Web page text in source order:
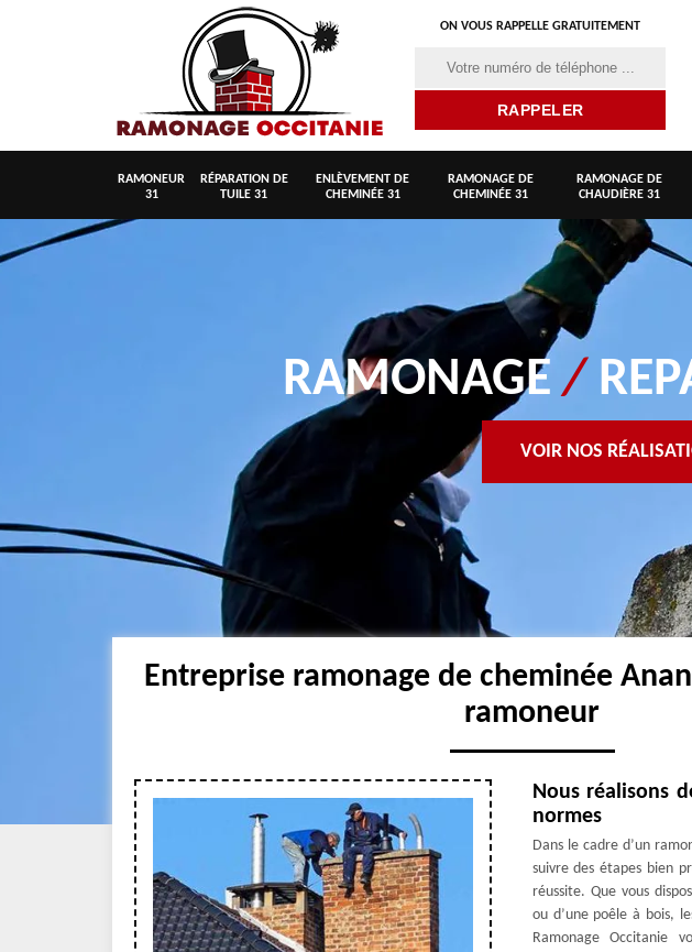
ON VOUS RAPPELLE GRATUITEMENT
RAMONEUR
31
RÉPARATION DE
TUILE 31
ENLÈVEMENT DE
CHEMINÉE 31
RAMONAGE DE
CHEMINÉE 31
RAMONAGE DE
CHAUDIÈRE 31
RAMONAGE/
VOIR NOS
Entreprise ramonage de cheminée
ramoneur
Nous réalisons
normes
Dans le cadre d’un
suivre des étapes bien
réussite. Que vous
ou d’une poêle à bois,
Ramonage Occitanie